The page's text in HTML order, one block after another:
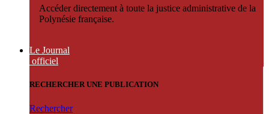
Accéder directement à toute la justice administrative de la
Polynésie française.
Le Journal
officiel
RECHERCHER UNE PUBLICATION
Rechercher